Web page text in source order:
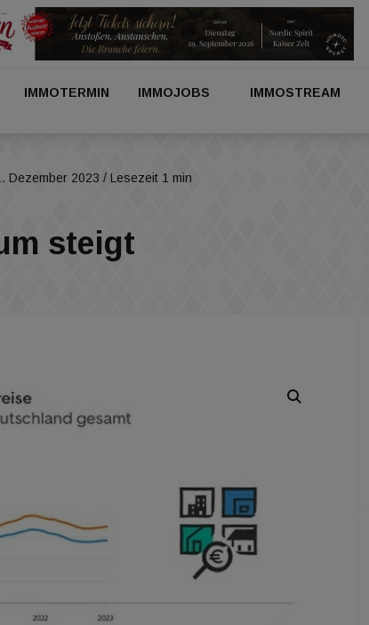
IMMOTERMIN IMMOJOBS IMMOSTREAM
Dezember 2023 / Lesezeit 1 min
steigt